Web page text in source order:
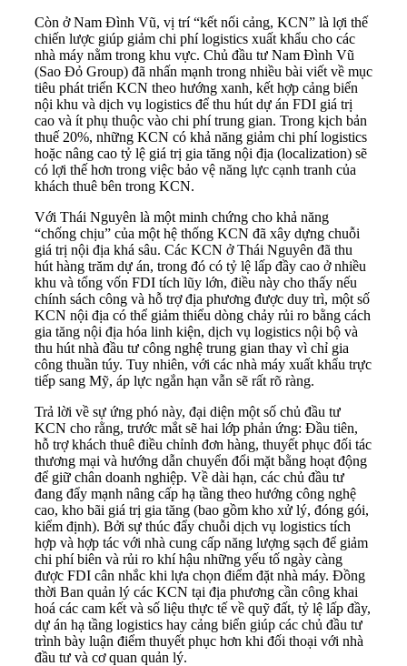
Còn ở Nam Đình Vũ, vị trí “kết nối cảng, KCN” là lợi thế
chiến lược giúp giảm chi phí logistics xuất khẩu cho các
nhà máy nằm trong khu vực. Chủ đầu tư Nam Đình Vũ
(Sao Đỏ Group) đã nhấn mạnh trong nhiều bài viết về mục
tiêu phát triển KCN theo hướng xanh, kết hợp cảng biển
nội khu và dịch vụ logistics để thu hút dự án FDI giá trị
cao và ít phụ thuộc vào chi phí trung gian. Trong kịch bản
thuế 20%, những KCN có khả năng giảm chi phí logistics
hoặc nâng cao tỷ lệ giá trị gia tăng nội địa (localization) sẽ
có lợi thế hơn trong việc bảo vệ năng lực cạnh tranh của
khách thuê bên trong KCN.
Với Thái Nguyên là một minh chứng cho khả năng
“chống chịu” của một hệ thống KCN đã xây dựng chuỗi
giá trị nội địa khá sâu. Các KCN ở Thái Nguyên đã thu
hút hàng trăm dự án, trong đó có tỷ lệ lấp đầy cao ở nhiều
khu và tổng vốn FDI tích lũy lớn, điều này cho thấy nếu
chính sách công và hỗ trợ địa phương được duy trì, một số
KCN nội địa có thể giảm thiểu dòng chảy rủi ro bằng cách
gia tăng nội địa hóa linh kiện, dịch vụ logistics nội bộ và
thu hút nhà đầu tư công nghệ trung gian thay vì chỉ gia
công thuần túy. Tuy nhiên, với các nhà máy xuất khẩu trực
tiếp sang Mỹ, áp lực ngắn hạn vẫn sẽ rất rõ ràng.
Trả lời về sự ứng phó này, đại diện một số chủ đầu tư
KCN cho rằng, trước mắt sẽ hai lớp phản ứng: Đầu tiên,
hỗ trợ khách thuê điều chỉnh đơn hàng, thuyết phục đối tác
thương mại và hướng dẫn chuyển đổi mặt bằng hoạt động
để giữ chân doanh nghiệp. Về dài hạn, các chủ đầu tư
đang đẩy mạnh nâng cấp hạ tầng theo hướng công nghệ
cao, kho bãi giá trị gia tăng (bao gồm kho xử lý, đóng gói,
kiểm định). Bởi sự thúc đẩy chuỗi dịch vụ logistics tích
hợp và hợp tác với nhà cung cấp năng lượng sạch để giảm
chi phí biên và rủi ro khí hậu những yếu tố ngày càng
được FDI cân nhắc khi lựa chọn điểm đặt nhà máy. Đồng
thời Ban quản lý các KCN tại địa phương cần công khai
hoá các cam kết và số liệu thực tế về quỹ đất, tỷ lệ lấp đầy,
dự án hạ tầng logistics hay cảng biển giúp các chủ đầu tư
trình bày luận điểm thuyết phục hơn khi đối thoại với nhà
đầu tư và cơ quan quản lý.